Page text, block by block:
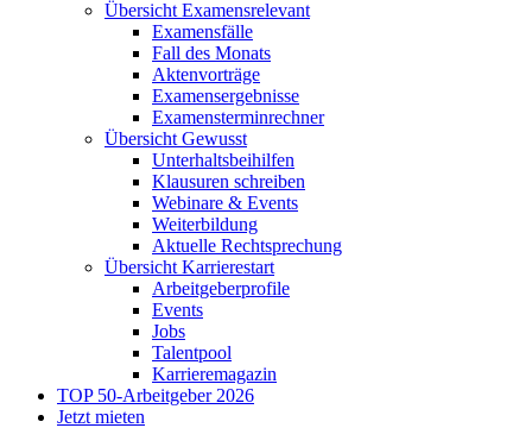
Übersicht Examensrelevant
Examensfälle
Fall des Monats
Aktenvorträge
Examensergebnisse
Examensterminrechner
Übersicht Gewusst
Unterhaltsbeihilfen
Klausuren schreiben
Webinare & Events
Weiterbildung
Aktuelle Rechtsprechung
Übersicht Karrierestart
Arbeitgeberprofile
Events
Jobs
Talentpool
Karrieremagazin
TOP 50-Arbeitgeber 2026
Jetzt mieten